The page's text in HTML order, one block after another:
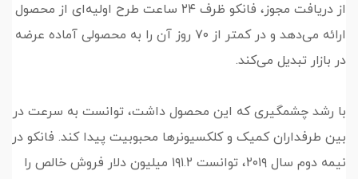
از دریافت مجوز، فانکو ظرف ۲۴ ساعت طرح اولیه‌ای از محصول
ارائه می‌دهد و در کمتر از ۷۰ روز آن را به محصولی آماده عرضه
در بازار تبدیل می‌کند.
با رشد چشمگیری که این محصول داشت، توانست به سرعت در
بین طرفداران کمیک و کلکسیونرها محبوبیت پیدا کند. فانکو در
نیمه دوم سال ۲۰۱۹، توانست ۱۹۱.۲ میلیون دلار فروش خالص را